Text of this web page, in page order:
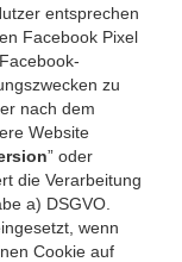
entsprechen
Facebook Pixel
zu
nach dem
Website
” oder
die Verarbeitung
a) DSGVO.
wenn
Cookie auf